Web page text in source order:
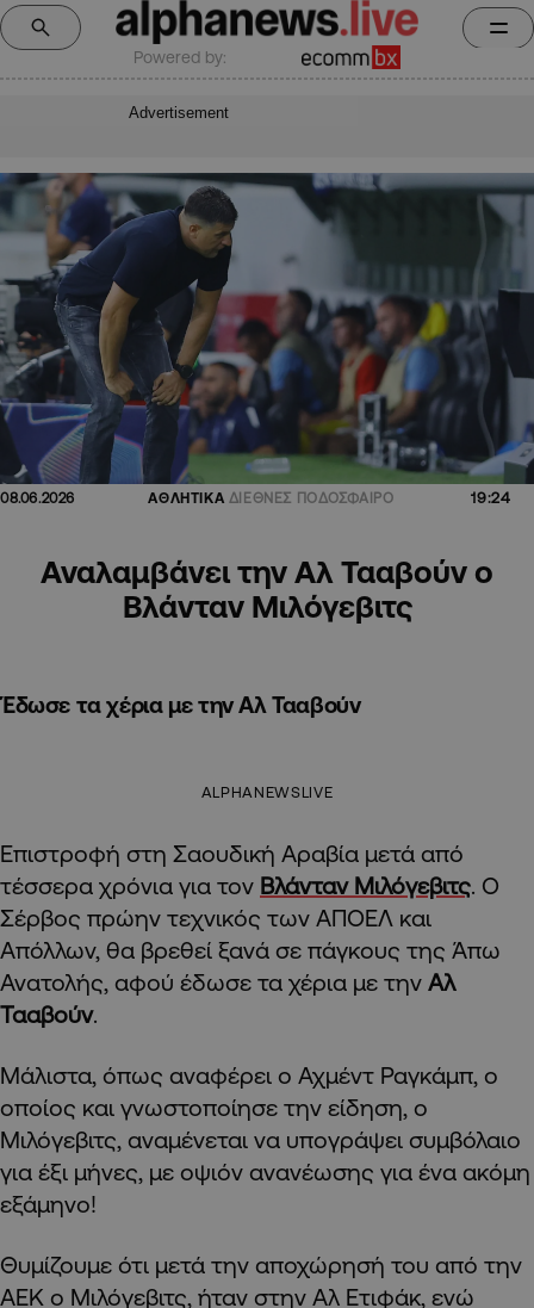
Powered by:
Advertisement
08.06.2026 ΑΘΛΗΤΙΚΑ ΔΙΕΘΝΕΣ ΠΟΔΟΣΦΑΙΡΟ 19:24
Αναλαμβάνει την Αλ Τααβούν ο
Βλάνταν Μιλόγεβιτς
Έδωσε τα χέρια με την Αλ Τααβούν
ALPHANEWSLIVE
Επιστροφή στη Σαουδική Αραβία μετά από
τέσσερα χρόνια για τον Βλάνταν Μιλόγεβιτς . Ο
Σέρβος πρώην τεχνικός των ΑΠΟΕΛ και
Απόλλων, θα βρεθεί ξανά σε πάγκους της Άπω
Ανατολής, αφού έδωσε τα χέρια με την Αλ
Τααβούν.
Μάλιστα, όπως αναφέρει ο Αχμέντ Ραγκάμπ, ο
οποίος και γνωστοποίησε την είδηση, ο
Μιλόγεβιτς, αναμένεται να υπογράψει συμβόλαιο
για έξι μήνες, με οψιόν ανανέωσης για ένα ακόμη
εξάμηνο!
Θυμίζουμε ότι μετά την αποχώρησή του από την
ΑΕΚ ο Μιλόγεβιτς, ήταν στην Αλ Ετιφάκ, ενώ